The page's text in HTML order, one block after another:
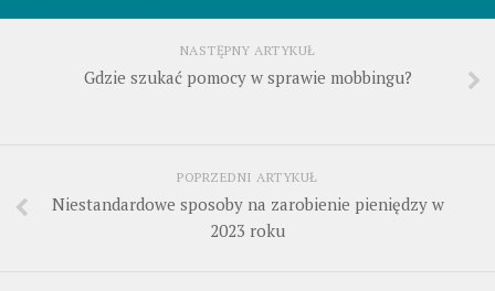
NASTĘPNY ARTYKUŁ
Gdzie szukać pomocy w sprawie mobbingu?
POPRZEDNI ARTYKUŁ
Niestandardowe sposoby na zarobienie pieniędzy w
2023 roku